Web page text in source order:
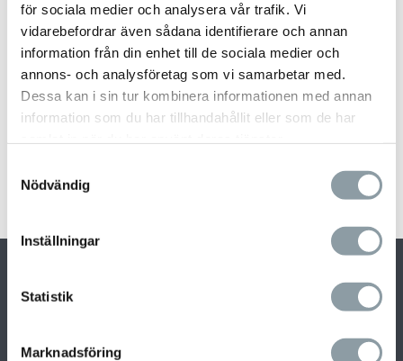
för sociala medier och analysera vår trafik. Vi
vidarebefordrar även sådana identifierare och annan
information från din enhet till de sociala medier och
annons- och analysföretag som vi samarbetar med.
Dessa kan i sin tur kombinera informationen med annan
information som du har tillhandahållit eller som de har
Nödvändig
Inställningar
Statistik
Marknadsföring
Pergola – en elegant lösning för din trädgård
Våra gardiner skapar varmare atmosfär
God Jul och Gott Nytt År
1 552 persienner till Kronprinsen i Malmö
Recent Comments
Inga kommentarer att visa.